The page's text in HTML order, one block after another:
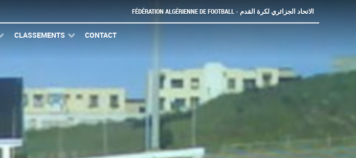
FÉDÉRATION ALGÉRIENNE DE FOOTBALL - الاتحاد الجزائري لكرة القدم
CLASSEMENTS CONTACT